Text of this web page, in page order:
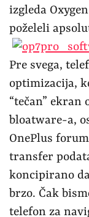
izgleda
poželeli
Pre svega,
optimizacija,
“tečan” ekran
bloatware-a,
OnePlus
transfer
koncipirano
brzo. Čak
telefon za